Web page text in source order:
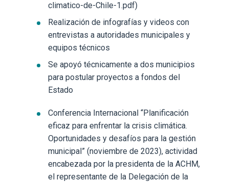
climatico-de-Chile-1.pdf)
Realización de infografías y videos con
entrevistas a autoridades municipales y
equipos técnicos
Se apoyó técnicamente a dos municipios
para postular proyectos a fondos del
Estado
Conferencia Internacional “Planificación
eficaz para enfrentar la crisis climática.
Oportunidades y desafíos para la gestión
municipal” (noviembre de 2023), actividad
encabezada por la presidenta de la ACHM,
el representante de la Delegación de la